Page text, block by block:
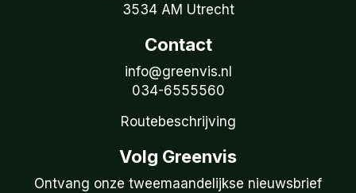
3534 AM Utrecht
Contact
info@greenvis.nl
034-6555560
Routebeschrijving
Volg Greenvis
Ontvang onze tweemaandelijkse nieuwsbrief